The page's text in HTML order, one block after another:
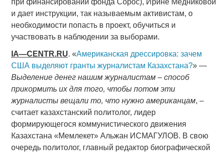
и дает инструкции, так называемым активистам, о
необходимости попасть в проект, обучиться и
участвовать в наблюдении за выборами.
IA—CENTR.RU. «Американская дрессировка: зачем
США выделяют гранты журналистам Казахстана?» —
Выделение денег нашим журналистам – способ
прикормить их для того, чтобы потом эти
журналисты вещали то, что нужно американцам, –
считает казахстанский политолог, лидер
формирующегося коммунистического движения
Казахстана «Мемлекет» Альжан ИСМАГУЛОВ. В свою
очередь политолог, главный редактор биографической